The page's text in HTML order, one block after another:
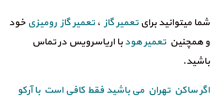
شما میتوانید برای تعمیر گاز ، تعمیر گاز رومیزی خود
و همچنین تعمیر هودبا اریاسرویس در تماس
باشید.
اگر ساکن تهران می باشید فقط کافی است با آرکو